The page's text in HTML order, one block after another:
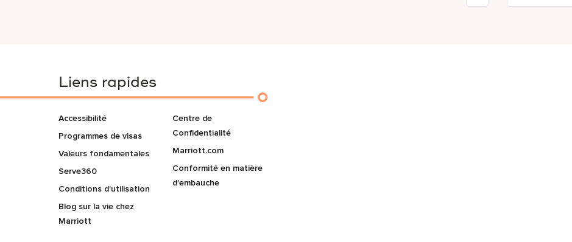
Liens rapides
Accessibilité
Programmes de visas
Valeurs fondamentales
Serve360
Conditions d'utilisation
Blog sur la vie chez
Marriott
Centre de
Confidentialité
Marriott.com
Conformité en matière
d'embauche